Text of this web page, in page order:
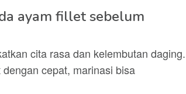
ayam fillet sebelum
cita rasa dan kelembutan daging.
cepat, marinasi bisa